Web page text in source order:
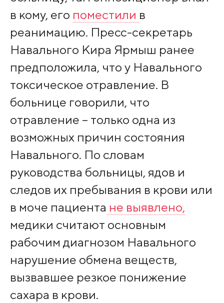
в кому, его поместили в
реанимацию. Пресс-секретарь
Навального Кира Ярмыш ранее
предположила, что у Навального
токсическое отравление. В
больнице говорили, что
отравление – только одна из
возможных причин состояния
Навального. По словам
руководства больницы, ядов и
следов их пребывания в крови или
в моче пациента не выявлено,
медики считают основным
рабочим диагнозом Навального
нарушение обмена веществ,
вызвавшее резкое понижение
сахара в крови.